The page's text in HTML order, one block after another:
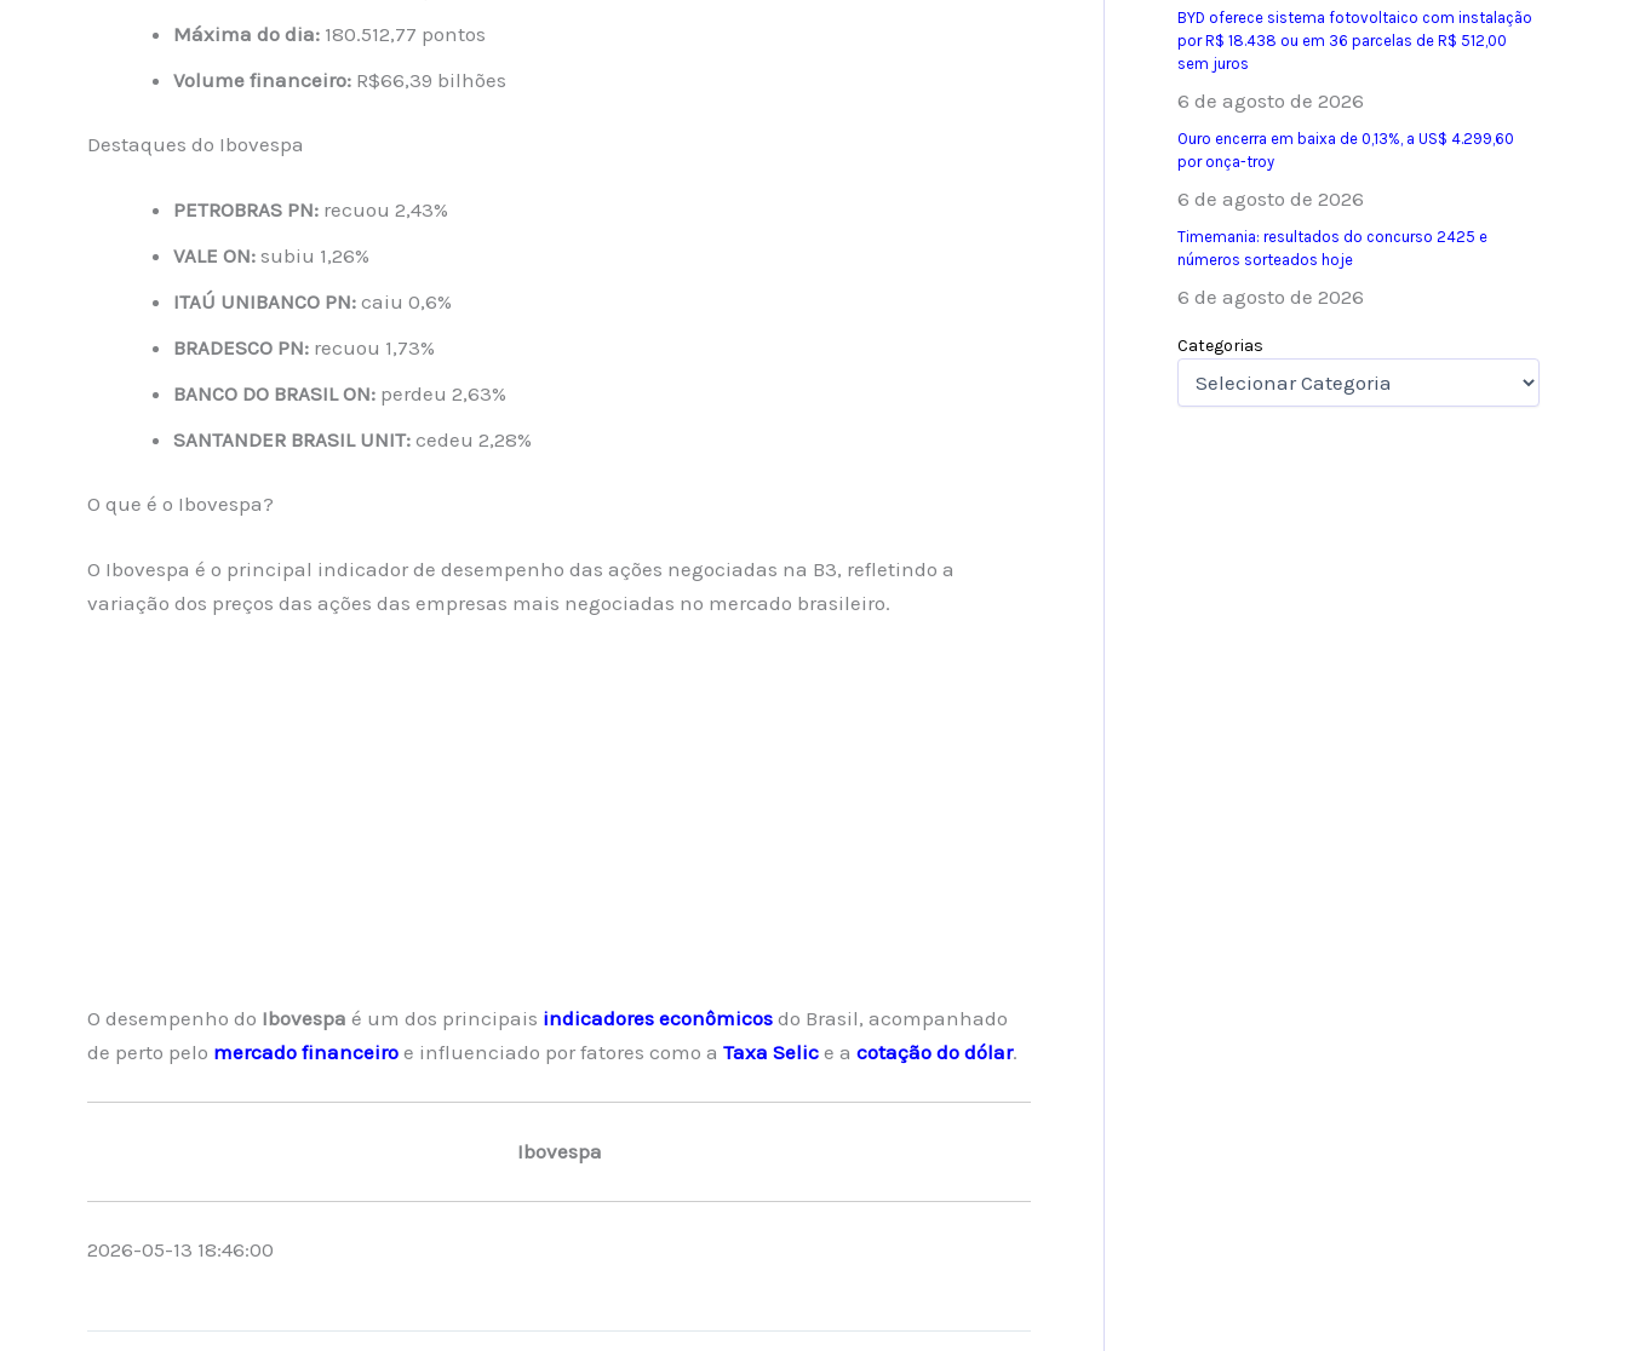
Máxima do dia: 180.512,77 pontos
Volume financeiro: R$66,39 bilhões
Destaques do Ibovespa
PETROBRAS PN: recuou 2,43%
VALE ON: subiu 1,26%
ITAÚ UNIBANCO PN: caiu 0,6%
BRADESCO PN: recuou 1,73%
BANCO DO BRASIL ON: perdeu 2,63%
SANTANDER BRASIL UNIT: cedeu 2,28%
O que é o Ibovespa?
O Ibovespa é o principal indicador de desempenho das ações negociadas na B3, refletindo a
variação dos preços das ações das empresas mais negociadas no mercado brasileiro.
O desempenho do Ibovespa é um dos principais indicadores econômicos do Brasil, acompanhado
de perto pelo mercado financeiro e influenciado por fatores como a Taxa Selic e a cotação do dólar.
Ibovespa
2026-05-13 18:46:00
BYD oferece sistema fotovoltaico com instalação
por R$ 18.438 ou em 36 parcelas de R$ 512,00
sem juros
6 de agosto de 2026
Ouro encerra em baixa de 0,13%, a US$ 4.299,60
por onça-troy
6 de agosto de 2026
Timemania: resultados do concurso 2425 e
números sorteados hoje
6 de agosto de 2026
Categorias